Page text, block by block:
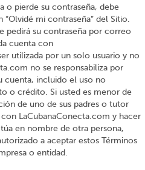
o pierde su contraseña, debe
mi contraseña” del Sitio.
pedirá su contraseña por correo
cuenta con
utilizada por un solo usuario y no
no se responsabiliza por
cuenta, incluido el uso no
o crédito. Si usted es menor de
de uno de sus padres o tutor
LaCubanaConecta.com y hacer
en nombre de otra persona,
a aceptar estos Términos
o entidad.